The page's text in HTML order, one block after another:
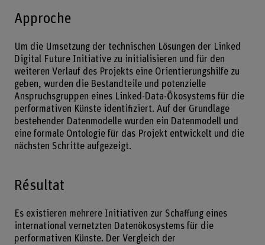
Approche
Um die Umsetzung der technischen Lösungen der Linked
Digital Future Initiative zu initialisieren und für den
weiteren Verlauf des Projekts eine Orientierungshilfe zu
geben, wurden die Bestandteile und potenzielle
Anspruchsgruppen eines Linked-Data-Ökosystems für die
performativen Künste identifiziert. Auf der Grundlage
bestehender Datenmodelle wurden ein Datenmodell und
eine formale Ontologie für das Projekt entwickelt und die
nächsten Schritte aufgezeigt.
Résultat
Es existieren mehrere Initiativen zur Schaffung eines
international vernetzten Datenökosystems für die
performativen Künste. Der Vergleich der